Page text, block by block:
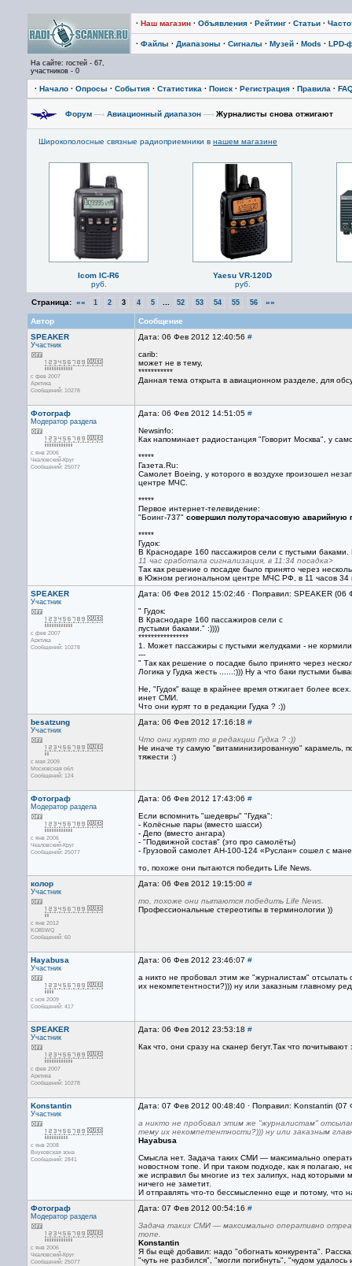
· Наш магазин · Объявления · Рейтинг · Статьи ·
· Файлы · Диапазоны · Сигналы · Музей · Mods · LPD-
На сайте: гостей - 67,
участников - 0
· Начало · Опросы · События · Статистика · Поиск · Регистрация · Правила ·
Форум —› Авиационный диапазон —› Журналисты снова отжигают
Широкополосные связные радиоприемники в нашем магазине
Icom IC-R6
руб.
Yaesu VR-120D
руб.
Страница: «« 1 2 3 4 5 52 53 54 55 56 »»
Автор
Сообщение
SPEAKER
Участник
с фев 2007
Арктика
Сообщений: 10278
Дата: 06 Фев 2012 12:40:56 #
carib:
может не в тему,
***********
Данная тема открыта в авиационном разделе, для
Фотограф
Модератор раздела
с янв 2006
Чкаловский-Круг
Сообщений: 25077
Дата: 06 Фев 2012 14:51:05 #
Newsinfo:
Как напоминает радиостанция "Говорит Москва", у
*****
Газета.Ru:
Самолет Boeing, у которого в воздухе произошел
центре МЧС.
*****
Первое интернет-телевидение:
"Боинг-737" совершил полуторачасовую аварийную
*****
Гудок:
В Краснодаре 160 пассажиров сели с пустыми
11 час сработала сигнализация, в 11:34 посадка>
Так как решение о посадке было принято через
в Южном региональном центре МЧС РФ, в 11 часов 34
SPEAKER
Участник
с фев 2007
Арктика
Сообщений: 10278
Дата: 06 Фев 2012 15:02:46 · Поправил: SPEAKER
" Гудок:
В Краснодаре 160 пассажиров сели с
пустыми баками." :))))
****************
1. Может пассажиры с пустыми желудками - не
---
" Так как решение о посадке было принято через
Логика у Гудка жесть ......:))) Ну а что баки пустыми
Не, "Гудок" ваще в крайнее время отжигает более
инет СМИ.
Что они курят то в редакции Гудка ? :))
besatzung
Участник
с мая 2009
Московская обл
Сообщений: 124
Дата: 06 Фев 2012 17:16:18 #
Что они курят то в редакции Гудка ? :))
Не иначе ту самую "витаминизированную" карамель,
тяжести :)
Фотограф
Модератор раздела
с янв 2006
Чкаловский-Круг
Сообщений: 25077
Дата: 06 Фев 2012 17:43:06 #
Если вспомнить "шедевры" "Гудка":
- Колёсные пары (вместо шасси)
- Депо (вместо ангара)
- "Подвижной состав" (это про самолёты)
- Грузовой самолет АН-100-124 «Руслан» сошел с
то, похоже они пытаются победить Life News.
колор
Участник
с янв 2012
KO85WQ
Сообщений: 60
Дата: 06 Фев 2012 19:15:00 #
то, похоже они пытаются победить Life News.
Профессиональные стереотипы в терминологии ))
Hayabusa
Участник
с ноя 2009
Сообщений: 417
Дата: 06 Фев 2012 23:46:07 #
а никто не пробовал этим же "журналистам"
их некомпетентности?))) ну или заказным главному
SPEAKER
Участник
с фев 2007
Арктика
Сообщений: 10278
Дата: 06 Фев 2012 23:53:18 #
Как что, они сразу на сканер бегут.Так что
Konstantin
Участник
с янв 2008
Внуковская зона
Сообщений: 2841
Дата: 07 Фев 2012 00:48:40 · Поправил: Konstantin
а никто не пробовал этим же "журналистам"
тему их некомпетентности?))) ну или заказным
Hayabusa
Смысла нет. Задача таких СМИ — максимально
новостном топе. И при таком подходе, как я полагаю,
же исправил бы многие из тех залипух, над которыми
ничего не заметит.
И отправлять что-то бессмысленно еще и потому, что
Фотограф
Модератор раздела
с янв 2006
Чкаловский-Круг
Сообщений: 25077
Дата: 07 Фев 2012 00:54:16 #
Задача таких СМИ — максимально оперативно
топе.
Konstantin
Я бы ещё добавил: надо "обогнать конкурента".
"чуть не разбился", "могли погибнуть", "чудом